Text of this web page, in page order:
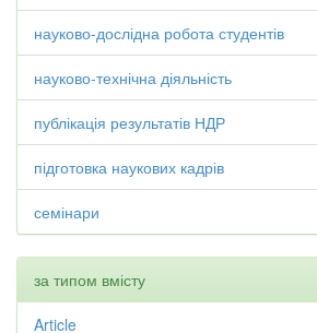
науково-дослідна робота студентів
науково-технічна діяльність
публікація результатів НДР
підготовка наукових кадрів
семінари
за типом вмісту
Article